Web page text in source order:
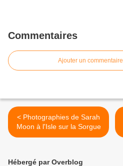
Commentaires
Ajouter un commentaire
< Photographies de Sarah
Moon à l'Isle sur la Sorgue
Hébergé par Overblog